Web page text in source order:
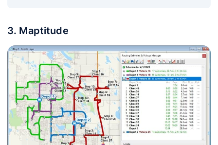
3. Maptitude